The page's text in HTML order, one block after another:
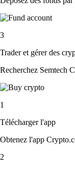
3
Trader et gérer des
Recherchez Semtech
1
Télécharger l'app
Obtenez l'app
2